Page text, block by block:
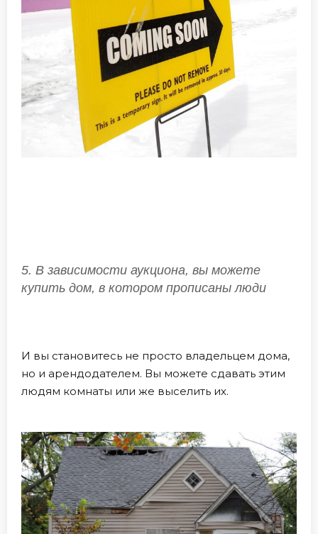
5. В зависимости аукциона, вы можете
купить дом, в котором прописаны люди
И вы становитесь не просто владельцем дома,
но и арендодателем. Вы можете сдавать этим
людям комнаты или же выселить их.